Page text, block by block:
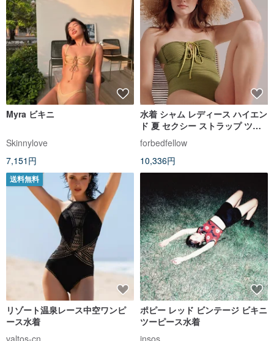
Myra ビキニ
Skinnylove
7,151円
水着 シャム レディース ハイエン
ド 夏 セクシー ストラップ ツー
ウェア フルカバー カップ 温泉水
着
forbedfellow
10,336円
送料無料
リゾート温泉レース中空ワンピ
ース水着
valtos-cn
ポピー レッド ビンテージ ビキニ
ツーピース水着
insos